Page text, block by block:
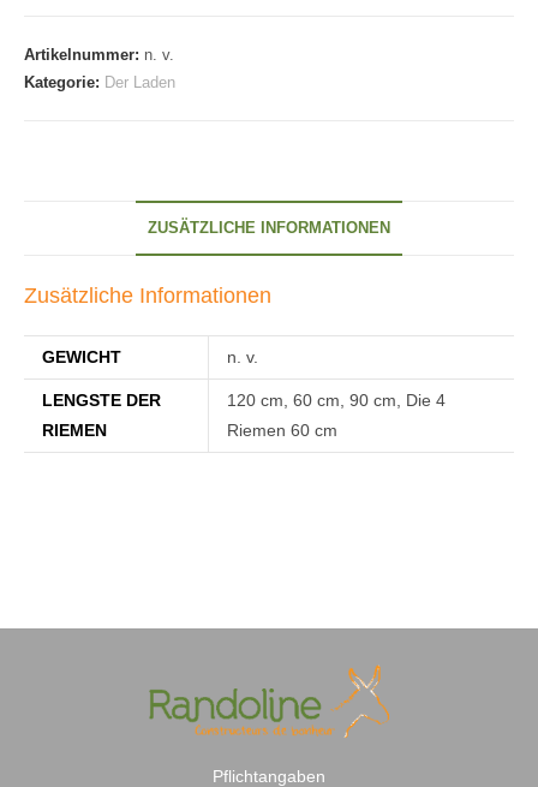
Artikelnummer: n. v.
Kategorie: Der Laden
ZUSÄTZLICHE INFORMATIONEN
Zusätzliche Informationen
GEWICHT n. v.
LENGSTE DER
RIEMEN
120 cm, 60 cm, 90 cm, Die 4
Riemen 60 cm
Pflichtangaben